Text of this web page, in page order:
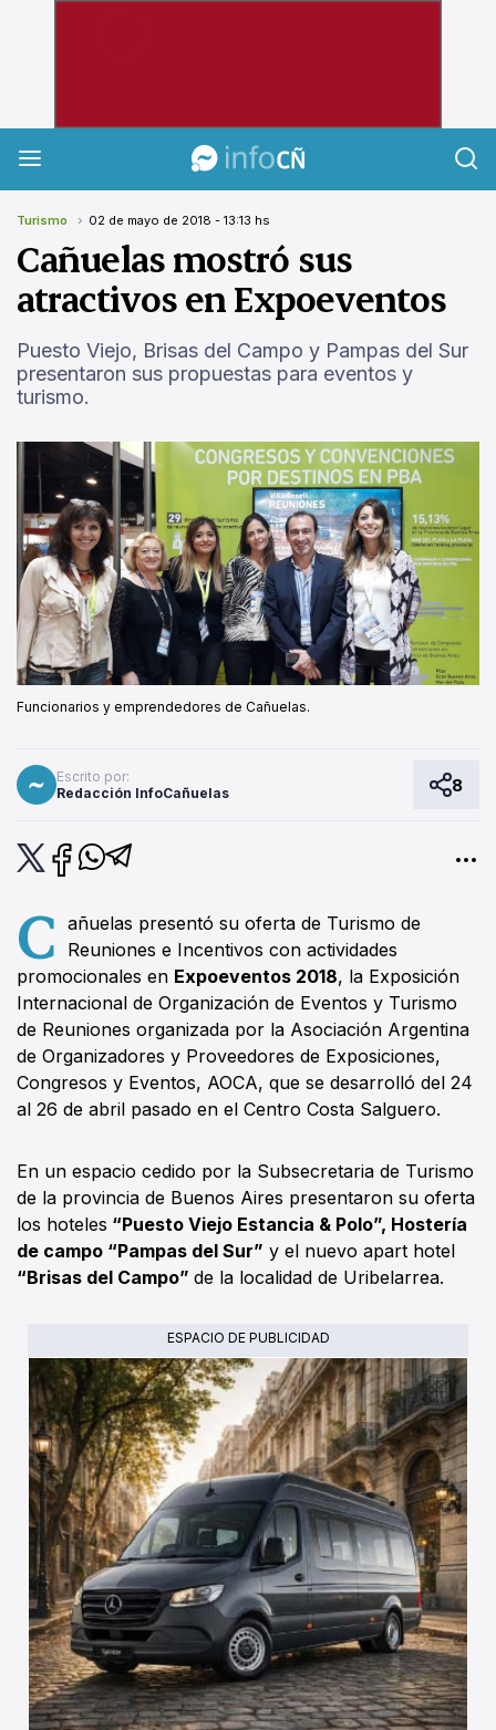
Turismo 02 de mayo de 2018 - 13:13 hs
Cañuelas mostró sus
atractivos en Expoeventos
Puesto Viejo, Brisas del Campo y Pampas del Sur
presentaron sus propuestas para eventos y
turismo.
Funcionarios y emprendedores de Cañuelas.
Escrito por:
Redacción InfoCañuelas
8
C
añuelas presentó su oferta de Turismo de
Reuniones e Incentivos con actividades
promocionales en Expoeventos 2018, la Exposición
Internacional de Organización de Eventos y Turismo
de Reuniones organizada por la Asociación Argentina
de Organizadores y Proveedores de Exposiciones,
Congresos y Eventos, AOCA, que se desarrolló del 24
al 26 de abril pasado en el Centro Costa Salguero.
En un espacio cedido por la Subsecretaria de Turismo
de la provincia de Buenos Aires presentaron su oferta
los hoteles “Puesto Viejo Estancia & Polo”, Hostería
de campo “Pampas del Sur” y el nuevo apart hotel
“Brisas del Campo” de la localidad de Uribelarrea.
ESPACIO DE PUBLICIDAD